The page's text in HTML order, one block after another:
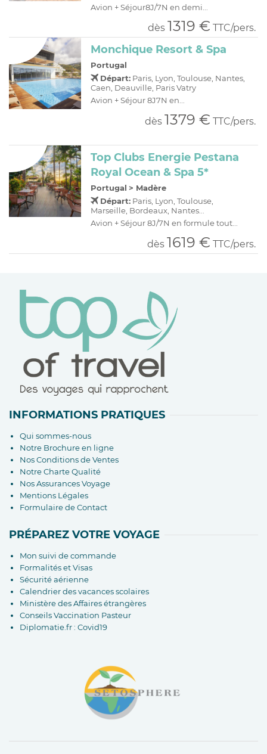
Avion + Séjour8J/7N en demi...
dès 1319 € TTC/pers.
Monchique Resort & Spa
Portugal
Départ: Paris, Lyon, Toulouse, Nantes,
Caen, Deauville, Paris Vatry
Avion + Séjour 8J7N en...
dès 1379 € TTC/pers.
Top Clubs Energie Pestana
Royal Ocean & Spa 5*
Portugal > Madère
Départ: Paris, Lyon, Toulouse,
Marseille, Bordeaux, Nantes...
Avion + Séjour 8J/7N en formule tout...
dès 1619 € TTC/pers.
INFORMATIONS PRATIQUES
Qui sommes-nous
Notre Brochure en ligne
Nos Conditions de Ventes
Notre Charte Qualité
Nos Assurances Voyage
Mentions Légales
Formulaire de Contact
PRÉPAREZ VOTRE VOYAGE
Mon suivi de commande
Formalités et Visas
Sécurité aérienne
Calendrier des vacances scolaires
Ministère des Affaires étrangères
Conseils Vaccination Pasteur
Diplomatie.fr : Covid19